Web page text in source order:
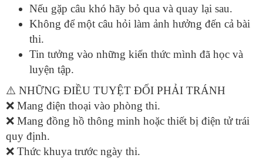
Nếu gặp câu khó hãy bỏ qua và quay lại sau.
Không để một câu hỏi làm ảnh hưởng đến cả bài
thi.
Tin tưởng vào những kiến thức mình đã học và
luyện tập.
⚠️ NHỮNG ĐIỀU TUYỆT ĐỐI PHẢI TRÁNH
❌ Mang điện thoại vào phòng thi.
❌ Mang đồng hồ thông minh hoặc thiết bị điện tử trái
quy định.
❌ Thức khuya trước ngày thi.